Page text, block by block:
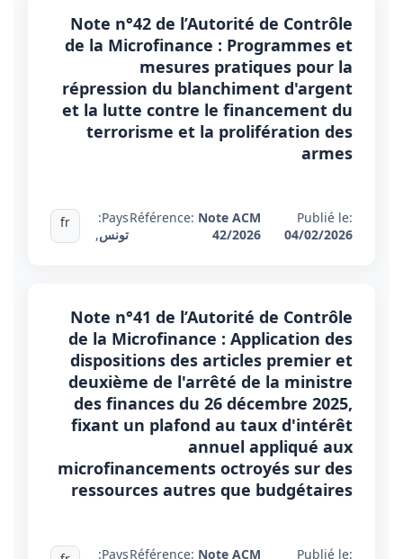
Note n°42 de l’Autorité de Contrôle
de la Microfinance : Programmes et
mesures pratiques pour la
répression du blanchiment d'argent
et la lutte contre le financement du
terrorisme et la prolifération des
armes
Publié le:
04/02/2026
Référence: Note ACM
42/2026
Pays:
تونس,
fr
Note n°41 de l’Autorité de Contrôle
de la Microfinance : Application des
dispositions des articles premier et
deuxième de l'arrêté de la ministre
des finances du 26 décembre 2025,
fixant un plafond au taux d'intérêt
annuel appliqué aux
microfinancements octroyés sur des
ressources autres que budgétaires
Publié le:
Référence: Note ACM
Pays: